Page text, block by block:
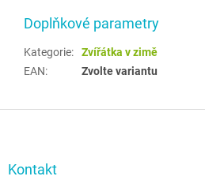
Doplňkové parametry
Kategorie:
Zvířátka v zimě
EAN: Zvolte variantu
Kontakt